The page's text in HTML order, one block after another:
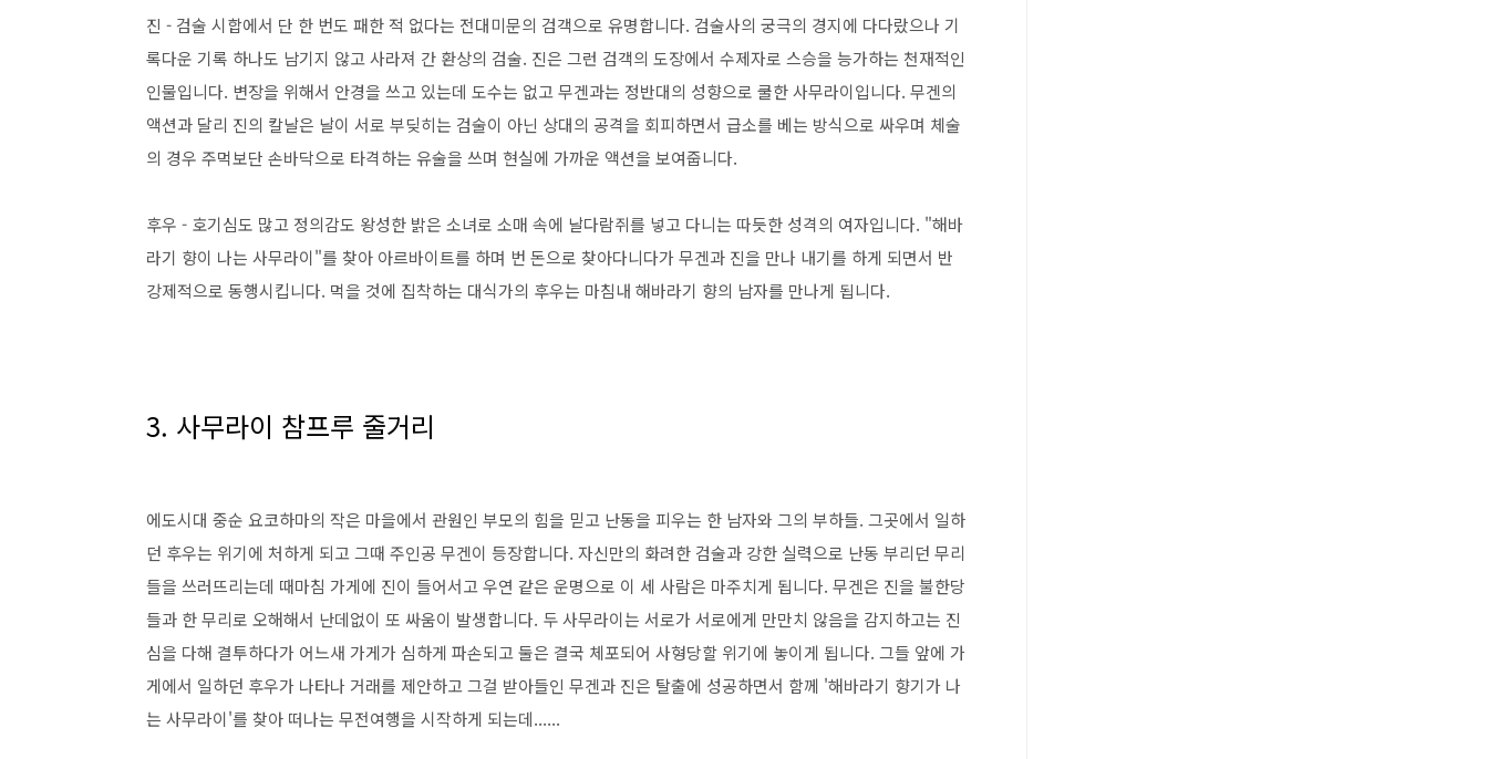
진 - 검술 시합에서 단 한 번도 패한 적 없다는 전대미문의 검객으로 유명합니다. 검술사의 궁극의 경지에 다다랐으나 기
록다운 기록 하나도 남기지 않고 사라져 간 환상의 검술. 진은 그런 검객의 도장에서 수제자로 스승을 능가하는 천재적인
인물입니다. 변장을 위해서 안경을 쓰고 있는데 도수는 없고 무겐과는 정반대의 성향으로 쿨한 사무라이입니다. 무겐의
액션과 달리 진의 칼날은 날이 서로 부딪히는 검술이 아닌 상대의 공격을 회피하면서 급소를 베는 방식으로 싸우며 체술
의 경우 주먹보단 손바닥으로 타격하는 유술을 쓰며 현실에 가까운 액션을 보여줍니다.
후우 - 호기심도 많고 정의감도 왕성한 밝은 소녀로 소매 속에 날다람쥐를 넣고 다니는 따듯한 성격의 여자입니다. "해바
라기 향이 나는 사무라이"를 찾아 아르바이트를 하며 번 돈으로 찾아다니다가 무겐과 진을 만나 내기를 하게 되면서 반
강제적으로 동행시킵니다. 먹을 것에 집착하는 대식가의 후우는 마침내 해바라기 향의 남자를 만나게 됩니다.
3. 사무라이 참프루 줄거리
에도시대 중순 요코하마의 작은 마을에서 관원인 부모의 힘을 믿고 난동을 피우는 한 남자와 그의 부하들. 그곳에서 일하
던 후우는 위기에 처하게 되고 그때 주인공 무겐이 등장합니다. 자신만의 화려한 검술과 강한 실력으로 난동 부리던 무리
들을 쓰러뜨리는데 때마침 가게에 진이 들어서고 우연 같은 운명으로 이 세 사람은 마주치게 됩니다. 무겐은 진을 불한당
들과 한 무리로 오해해서 난데없이 또 싸움이 발생합니다. 두 사무라이는 서로가 서로에게 만만치 않음을 감지하고는 진
심을 다해 결투하다가 어느새 가게가 심하게 파손되고 둘은 결국 체포되어 사형당할 위기에 놓이게 됩니다. 그들 앞에 가
게에서 일하던 후우가 나타나 거래를 제안하고 그걸 받아들인 무겐과 진은 탈출에 성공하면서 함께 '해바라기 향기가 나
는 사무라이'를 찾아 떠나는 무전여행을 시작하게 되는데......